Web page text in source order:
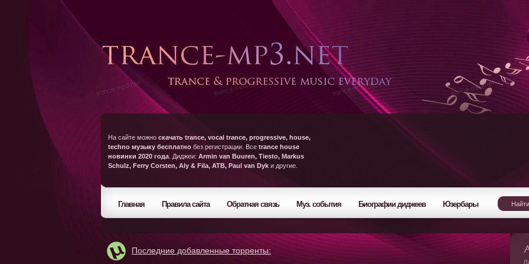
На сайте можно скачать trance, vocal trance, progressive, house,
techno музыку бесплатно без регистрации. Все trance house
новинки 2020 года . Диджеи: Armin van Buuren, Tiesto, Markus
Schulz, Ferry Corsten, Aly & Fila, ATB, Paul van Dyk и другие.
Главная Правила сайта Обратная связь Муз. события Биографии диджеев Юзербары
Последние добавленные торренты: